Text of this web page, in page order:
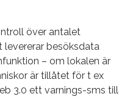
över antalet
levererar besöksdata
– om lokalen är
är tillåtet för t ex
3.0 ett varnings-sms till